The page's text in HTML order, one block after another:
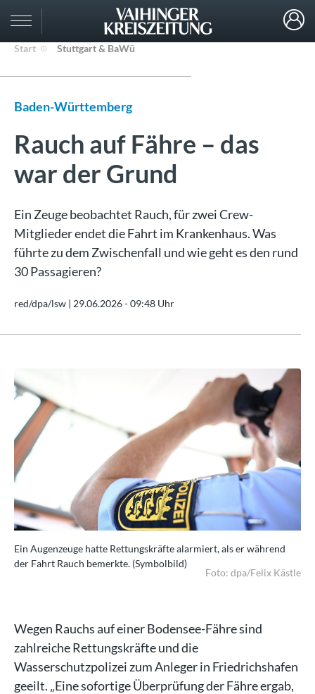
Start Stuttgart & BaWü
Baden-Württemberg
Rauch auf Fähre – das
war der Grund
Ein Zeuge beobachtet Rauch, für zwei Crew-
Mitglieder endet die Fahrt im Krankenhaus. Was
führte zu dem Zwischenfall und wie geht es den rund
30 Passagieren?
red/dpa/lsw | 29.06.2026 - 09:48 Uhr
Ein Augenzeuge hatte Rettungskräfte alarmiert, als er während
der Fahrt Rauch bemerkte. (Symbolbild)
Foto: dpa/Felix Kästle
Wegen Rauchs auf einer Bodensee-Fähre sind
zahlreiche Rettungskräfte und die
Wasserschutzpolizei zum Anleger in Friedrichshafen
geeilt. „Eine sofortige Überprüfung der Fähre ergab,